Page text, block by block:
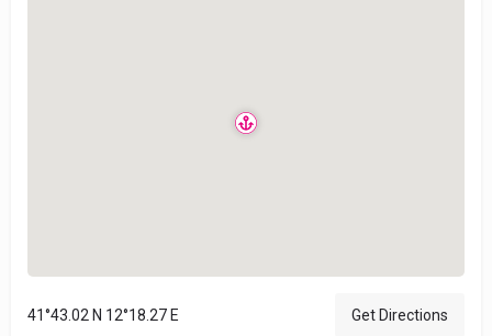
41°43.02 N 12°18.27 E Get Directions